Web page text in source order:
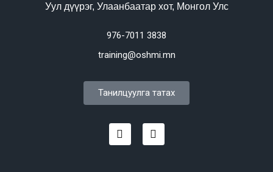
Уул дүүрэг, Улаанбаатар хот, Монгол Улс
976-7011 3838
training@oshmi.mn
Танилцуулга татах